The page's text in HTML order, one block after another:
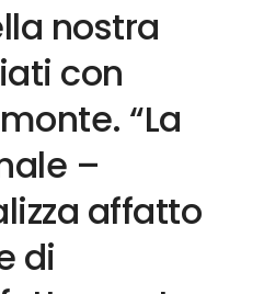
nostra
con
“La
–
affatto
di